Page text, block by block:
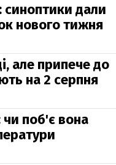
синоптики дали
нового тижня
але припече до
на 2 серпня
чи поб'є вона